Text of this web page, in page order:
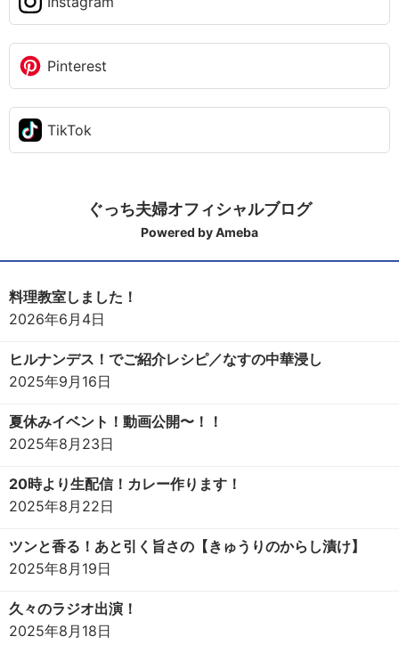
Pinterest
TikTok
ぐっち夫婦オフィシャルブログ
Powered by Ameba
料理教室しました！
2026年6月4日
ヒルナンデス！でご紹介レシピ／なすの中華浸し
2025年9月16日
夏休みイベント！動画公開〜！！
2025年8月23日
20時より生配信！カレー作ります！
2025年8月22日
ツンと香る！あと引く旨さの【きゅうりのからし漬け】
2025年8月19日
久々のラジオ出演！
2025年8月18日